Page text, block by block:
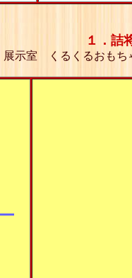
１．詰
展示室 くるくるおも